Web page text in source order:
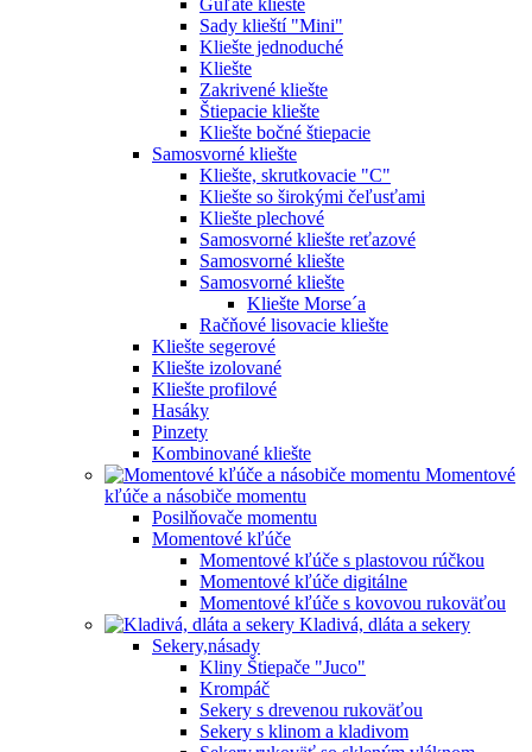
Sady klieští "Mini"
Kliešte jednoduché
Kliešte
Zakrivené kliešte
Štiepacie kliešte
Kliešte bočné štiepacie
Samosvorné kliešte
Kliešte, skrutkovacie "C"
Kliešte so širokými čeľusťami
Kliešte plechové
Samosvorné kliešte reťazové
Samosvorné kliešte
Samosvorné kliešte
Kliešte Morse´a
Račňové lisovacie kliešte
Kliešte segerové
Kliešte izolované
Kliešte profilové
Hasáky
Pinzety
Kombinované kliešte
Momentové
kľúče a násobiče momentu
Posilňovače momentu
Momentové kľúče
Momentové kľúče s plastovou rúčkou
Momentové kľúče digitálne
Momentové kľúče s kovovou rukoväťou
Kladivá, dláta a sekery
Sekery,násady
Kliny Štiepače "Juco"
Krompáč
Sekery s drevenou rukoväťou
Sekery s klinom a kladivom